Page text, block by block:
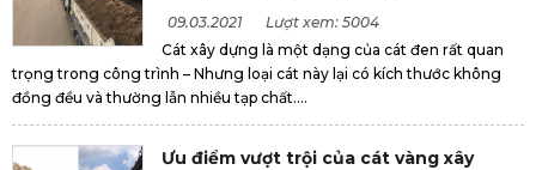
09.03.2021
Lượt xem: 5004
Cát xây dựng là một dạng của cát đen rất quan
trọng trong công trình – Nhưng loại cát này lại có kích thước không
đồng đều và thường lẫn nhiều tạp chất....
Ưu điểm vượt trội của cát vàng xây